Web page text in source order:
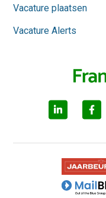
Vacature plaatsen
Vacature Alerts